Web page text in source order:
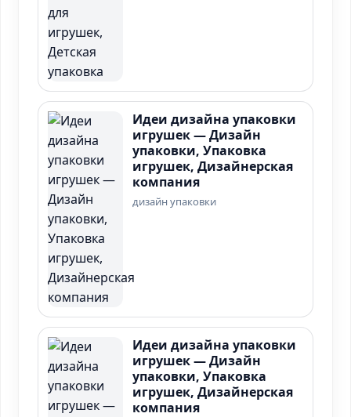
Идеи дизайна упаковки
игрушек — Дизайн
упаковки, Упаковка
игрушек, Дизайнерская
компания
дизайн упаковки
Идеи дизайна упаковки
игрушек — Дизайн
упаковки, Упаковка
игрушек, Дизайнерская
компания